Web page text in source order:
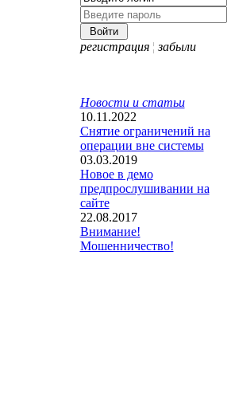
регистрация ¦ забыли
Новости и статьи
10.11.2022
Снятие ограничений на
операции вне системы
03.03.2019
Новое в демо
предпрослушивании на
сайте
22.08.2017
Внимание!
Мошенничество!